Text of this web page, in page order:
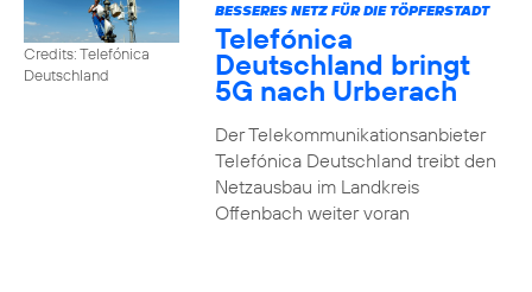
Credits: Telefónica
Deutschland
BESSERES NETZ FÜR DIE TÖPFERSTADT
Telefónica
Deutschland bringt
5G nach Urberach
Der Telekommunikationsanbieter
Telefónica Deutschland treibt den
Netzausbau im Landkreis
Offenbach weiter voran